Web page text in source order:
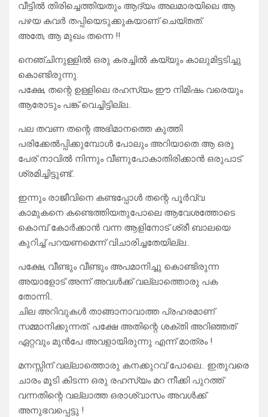
വീട്ടിൽ തിരിച്ചെത്തിയതും ആദ്യം അലമാരയിലെ ആ
പഴയ കവർ തപ്പിയെടുക്കുകയാണ് ചെയ്തത്.
അതേ, ആ മുഖം തന്നെ !!
നെഞ്ചിനുള്ളിൽ ഒരു കരച്ചിൽ കയ്യും കാലുമിട്ടടിച്ചു
കൊണ്ടിരുന്നു.
പക്ഷേ, തന്റെ ഉള്ളിലെ രഹസ്യം ഈ നിമിഷം വരെയും
ആരോടും പങ്ക് വെച്ചിട്ടില്ല..
പല തവണ തന്റെ അഭിമാനത്തെ കുത്തി
പരിക്കേൽപ്പിക്കുമ്പോൾ പോലും അറിയാതെ ആ ഒരു
പേര് നാവിൽ നിന്നും വീണുപോകാതിരിക്കാൻ ഒരുപാട്
ശ്രമിച്ചിട്ടുണ്ട്..
ഇന്നും രാജീവിനെ കണ്ടപ്പോൾ തന്റെ പൂർവ്വ
കാമുകനെ കണ്ടെത്തിയതുപോലെ ആവേശത്തോടെ
കൊമ്പ് കോർക്കാൻ വന്ന ആളിനോട് ശ്രീ ബാലയെ
കുറിച്ച് പറയണമെന്ന് വിചാരിച്ചതേയില്ല..
പക്ഷേ, വീണ്ടും വീണ്ടും അപമാനിച്ചു കൊണ്ടിരുന്ന
അയാളോട് അന്ന് അവൾക്ക് വല്ലാത്തൊരു പക
തോന്നി..
ചില അറിവുകൾ താങ്ങാനാവാത്ത പ്രഹരമാണ്
സമ്മാനിക്കുന്നത്. പക്ഷേ അതിന്റെ ശക്തി അറിഞ്ഞത്
ഏറ്റവും മുൻപേ അവളായിരുന്നു എന്ന് മാത്രം !
മനസ്സിന് വല്ലാത്തൊരു കനക്കുറവ് പോലെ.. ഇതുവരെ
ചാരം മൂടി കിടന്ന ഒരു രഹസ്യം മറ നീക്കി പുറത്ത്
വന്നതിന്റെ വല്ലാത്ത ഒരാശ്വാസം അവൾക്ക്
അനുഭവപ്പെട്ടു !